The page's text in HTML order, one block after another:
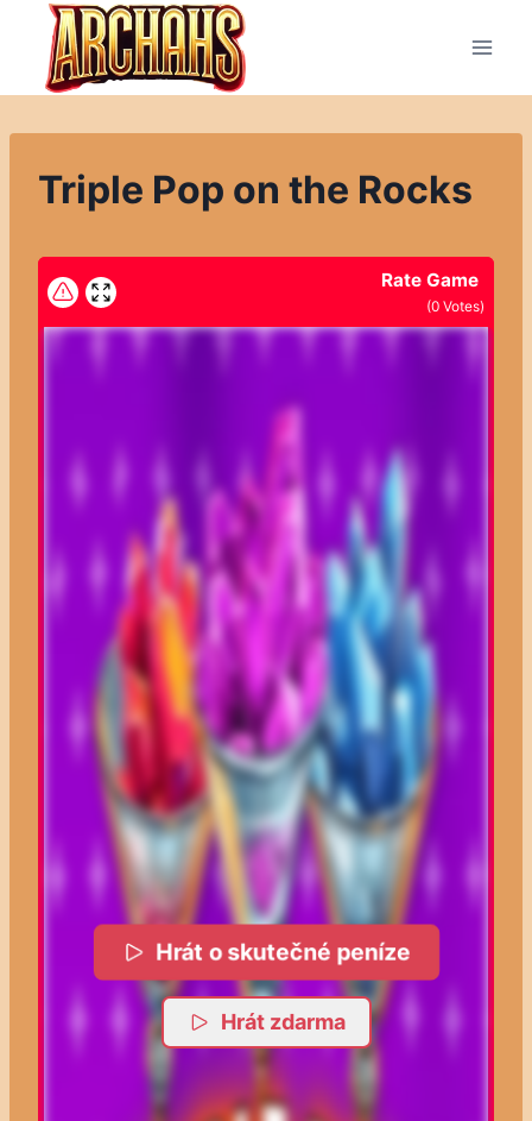
Přeskočit
obsah
Triple Pop on the Rocks
Rate Game
(0 Votes)
Hrát o skutečné peníze
Hrát zdarma